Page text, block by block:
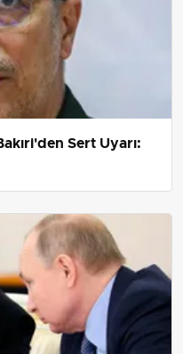
Sert Uyarı: